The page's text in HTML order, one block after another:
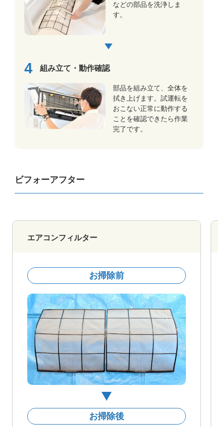
などの部品を洗浄しま
す。
組み立て・動作確認
部品を組み立て、全体を
拭き上げます。試運転を
おこない正常に動作する
ことを確認できたら作業
完了です。
ビフォーアフター
エアコンフィルター
お掃除前
お掃除後